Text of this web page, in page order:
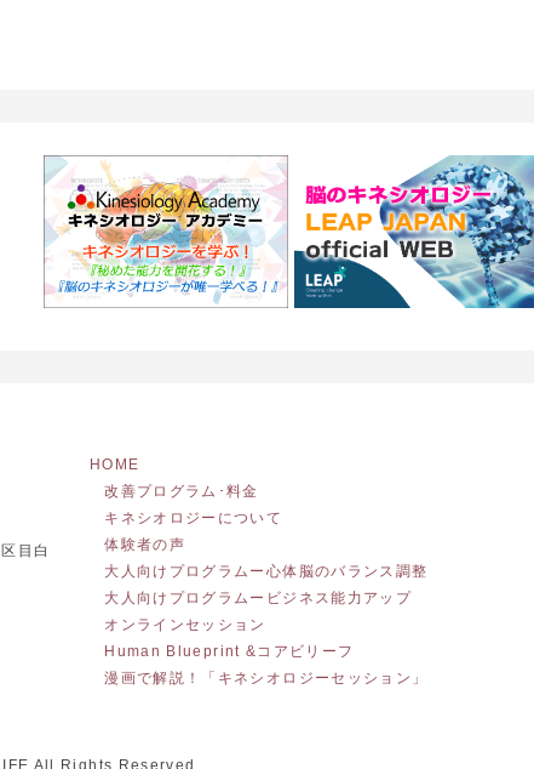
目白
HOME
改善プログラム･料金
キネシオロジーについて
体験者の声
大人向けプログラムー心体脳のバランス調整
大人向けプログラムービジネス能力アップ
オンラインセッション
Human Blueprint &コアビリーフ
漫画で解説！「キネシオロジーセッション」